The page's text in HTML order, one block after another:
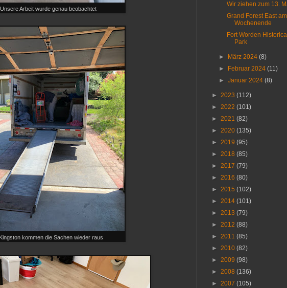
Unsere Arbeit wurde genau beobachtet
kommen die Sachen wieder raus
Wir ziehen zum 13.
Grand Forest East am
Wochenende
Fort Worden
Park
► März 2024(8)
►
Februar 2024(11)
►Januar 2024(8)
► 2023 (112)
► 2022 (101)
► 2021 (82)
► 2020 (135)
► 2019 (95)
► 2018 (85)
► 2017 (79)
► 2016 (80)
► 2015 (102)
► 2014 (101)
► 2013 (79)
► 2012 (88)
► 2011 (85)
► 2010 (82)
► 2009 (98)
► 2008 (136)
► 2007 (105)